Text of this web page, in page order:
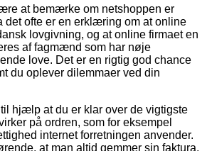
at bemærke om netshoppen er
det ofte er en erklæring om at online
lovgivning, og at online firmaet en
af fagmænd som har nøje
love. Det er en rigtig god chance
du oplever dilemmaer ved din
hjælp at du er klar over de vigtigste
på ordren, som for eksempel
internet forretningen anvender.
at man altid gemmer sin faktura,